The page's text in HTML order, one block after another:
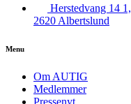
Herstedvang 14 1,
2620 Albertslund
Menu
Om AUTIG
Medlemmer